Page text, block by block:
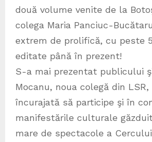
două volume venite de la
colega Maria Panciuc-
extrem de prolifică, cu peste
editate până în prezent!
S-a mai prezentat publicului
Mocanu, noua colegă din
încurajată să participe şi în
manifestările culturale
mare de spectacole a